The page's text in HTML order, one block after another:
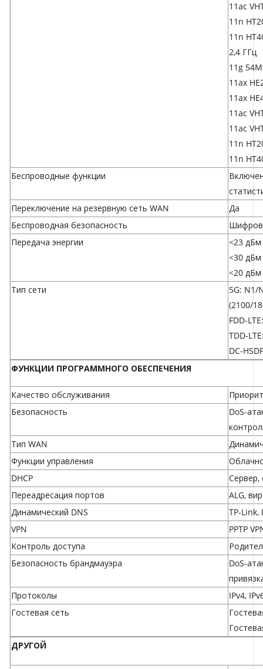
11ac
11n
11n
2,4 ГГц
11g
11ax
11ax
11ac
11ac
11n
11n
Беспроводные функции
Переключение на резервную сеть WAN
Да
Беспроводная безопасность
Передача энергии
<23 дБм
<30 дБм
<20 дБм
Тип сети
5G: N1/
(2100/
FDD-
TDD-
DC-
ФУНКЦИИ ПРОГРАММНОГО ОБЕСПЕЧЕНИЯ
Качество обслуживания
Безопасность
DoS-
Тип WAN
Функции управления
DHCP
Сервер,
Переадресация портов
ALG,
Динамический DNS
TP-Link,
VPN
PPTP
Контроль доступа
Безопасность брандмауэра
DoS-
Протоколы
IPv4,
Гостевая сеть
ДРУГОЙ